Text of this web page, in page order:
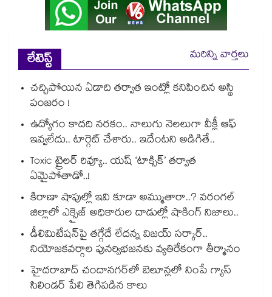
లేటెస్ట్
మరిన్ని వార్తలు
చచ్చిపోయిన ఏడాది తర్వాత ఇంట్లో కనిపించిన అస్థి
పంజరం !
ఉద్యోగం కాదది నరకం.. నాలుగు నెలలుగా వీక్లీ ఆఫ్
ఇవ్వలేదు.. టార్గెట్ చేశారు.. ఇదేంటని అడిగితే..
Toxic ట్రైలర్ రివ్యూ.. యష్ ‘టాక్సిక్’ తర్వాత
ఏమైపోతాడో..!
కిరాణా షాపుల్లో ఇవి కూడా అమ్ముతారా..? వరంగల్
జిల్లాలో ఎక్సైజ్ అధికారుల దాడుల్లో షాకింగ్ నిజాలు..
డీలిమిటేషన్‎పై తగ్గేదే లేదన్న విజయ్ సర్కార్..
నియోజకవర్గాల పునర్విభజనకు వ్యతిరేకంగా తీర్మానం
హైదరాబాద్⁪ చందానగర్⁫లో బెలూన్లలో నింపే గ్యాస్
సిలిండర్ పేలి తెగిపడిన కాలు